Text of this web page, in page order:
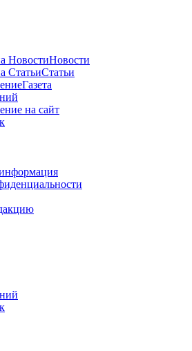
НовостиНовости
СтатьиСтатьи
Газета
на сайт